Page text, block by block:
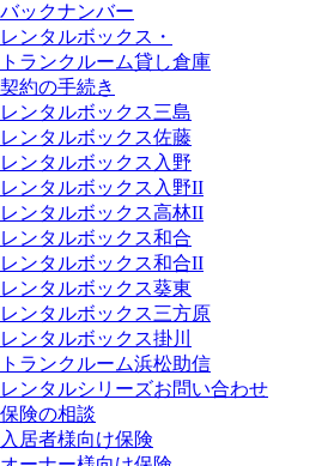
バックナンバー
レンタルボックス・
トランクルーム貸し倉庫
契約の手続き
レンタルボックス三島
レンタルボックス佐藤
レンタルボックス入野
レンタルボックス入野II
レンタルボックス高林II
レンタルボックス和合
レンタルボックス和合II
レンタルボックス葵東
レンタルボックス三方原
レンタルボックス掛川
トランクルーム浜松助信
レンタルシリーズお問い合わせ
保険の相談
入居者様向け保険